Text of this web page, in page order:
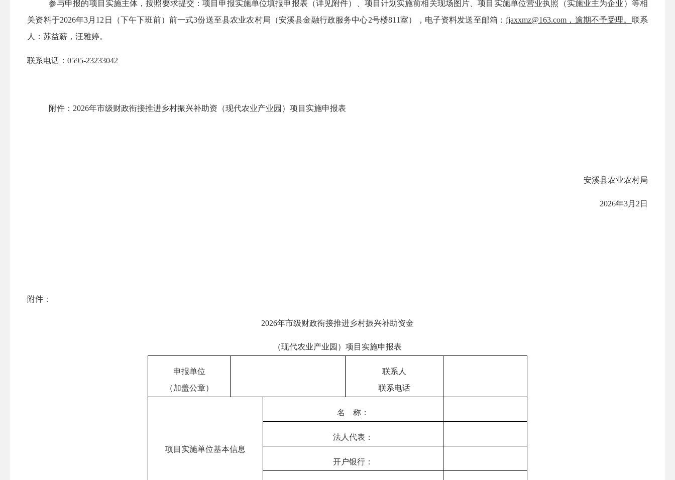
参与申报的项目实施主体，按照要求提交：项目申报实施单位填报申报表（详见附件）、项目计划实施前相关现场图片、项目实施单位营业执照（实施业主为企业）等相
关资料于2026年3月12日（下午下班前）前一式3份送至县农业农村局（安溪县金融行政服务中心2号楼811室），电子资料发送至邮箱：fjaxxmz@163.com ，逾期不予受理。 联系
人：苏益薪，汪雅婷。
联系电话：0595-23233042
附件： 2026年市级财政衔接推进乡村振兴补助资（现代农业产业园）项目实施申报表
安溪县农业农村局
2026年3月 2 日
附件：
2026年市级财政衔接推进乡村振兴补助资金
（现代农业产业园）项目实施申报表
申报单位
（加盖公章）
联系人
联系电话
项目实施单位基本信息
名 称：
法人代表：
开户银行：